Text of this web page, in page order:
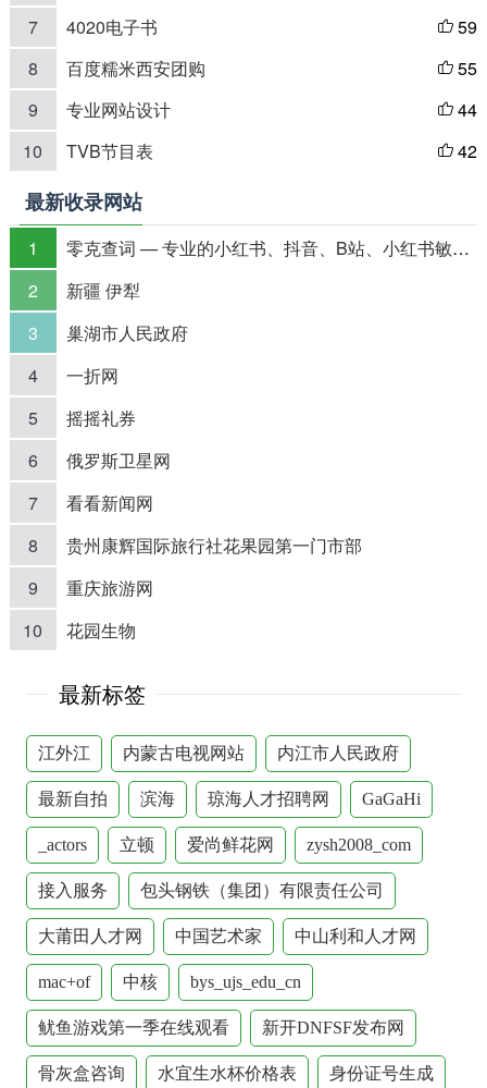
7
4020电子书  59
8
百度糯米西安团购  55
9
专业网站设计  44
10
TVB节目表  42
最新收录网站
1
零克查词 — 专业的小红书、抖音、B站、小红书敏感词检测工具
2
新疆 伊犁
3
巢湖市人民政府
4
一折网
5
摇摇礼券
6
俄罗斯卫星网
7
看看新闻网
8
贵州康辉国际旅行社花果园第一门市部
9
重庆旅游网
10
花园生物
最新标签
江外江 内蒙古电视网站 内江市人民政府
最新自拍 滨海 琼海人才招聘网 GaGaHi
_actors 立顿 爱尚鲜花网 zysh2008_com
接入服务 包头钢铁（集团）有限责任公司
大莆田人才网 中国艺术家 中山利和人才网
mac+of 中核 bys_ujs_edu_cn
鱿鱼游戏第一季在线观看 新开DNFSF发布网
骨灰盒咨询 水宜生水杯价格表 身份证号生成